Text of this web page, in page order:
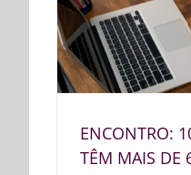
ENCONTRO:
TÊM MAIS DE